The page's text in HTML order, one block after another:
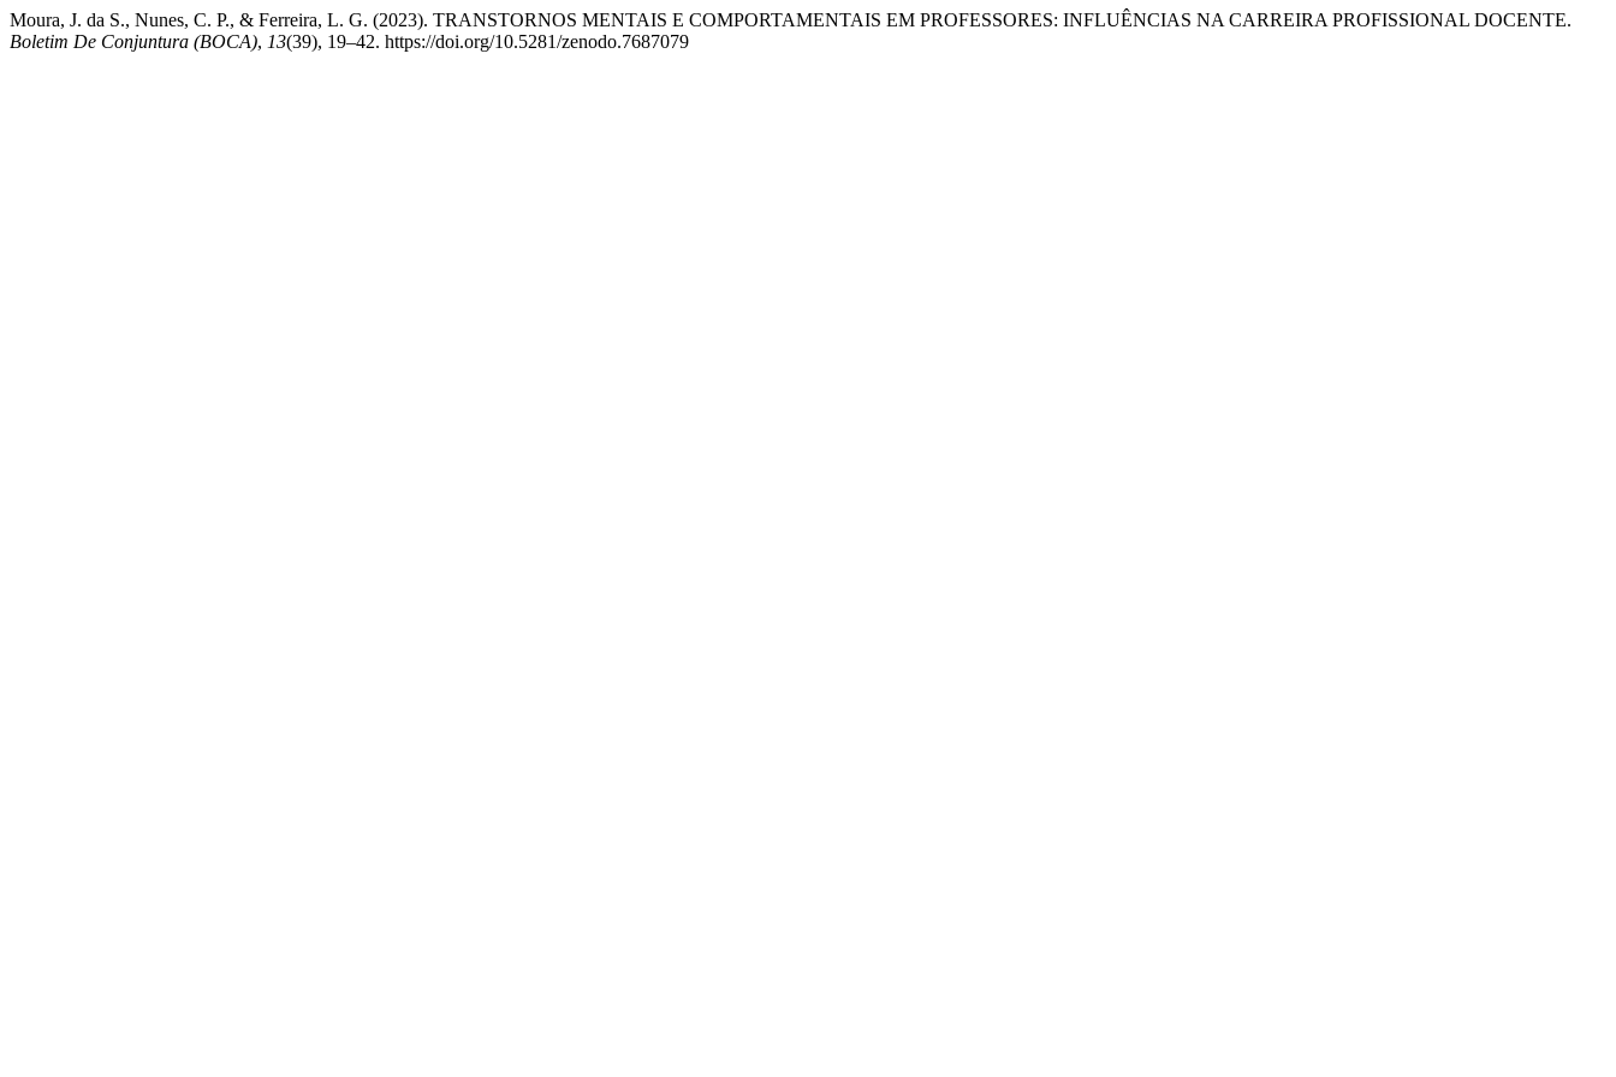
Moura, J. da S., Nunes, C. P., & Ferreira, L. G. (2023). TRANSTORNOS MENTAIS E COMPORTAMENTAIS EM PROFESSORES: INFLUÊNCIAS NA CARREIRA PROFISSIONAL DOCENTE.
Boletim De Conjuntura (BOCA), 13(39), 19–42. https://doi.org/10.5281/zenodo.7687079